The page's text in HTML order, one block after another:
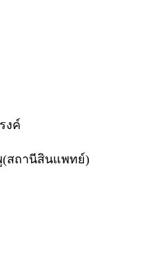
งค์
สถานีสินแพทย์)